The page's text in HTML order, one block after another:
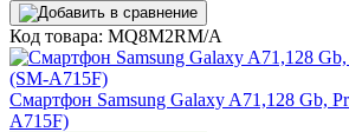
Код товара: MQ8M2RM/A
Смартфон Samsung Galaxy A71,128 Gb,
A715F)